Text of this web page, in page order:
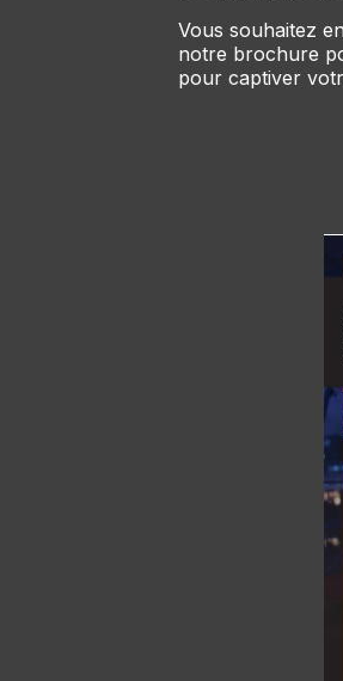
Vous souhaitez
notre brochure
pour captiver